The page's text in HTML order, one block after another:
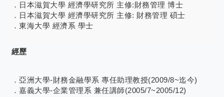
．日本滋賀大學 經濟學研究所 主修:財務管理 博士
．日本滋賀大學 經濟學研究所 主修: 財務管理 碩士
．東海大學 經濟系 學士
經歷
．亞洲大學-財務金融學系 專任助理教授(2009/8~迄今)
．嘉義大學-企業管理系 兼任講師(2005/7~2005/12)